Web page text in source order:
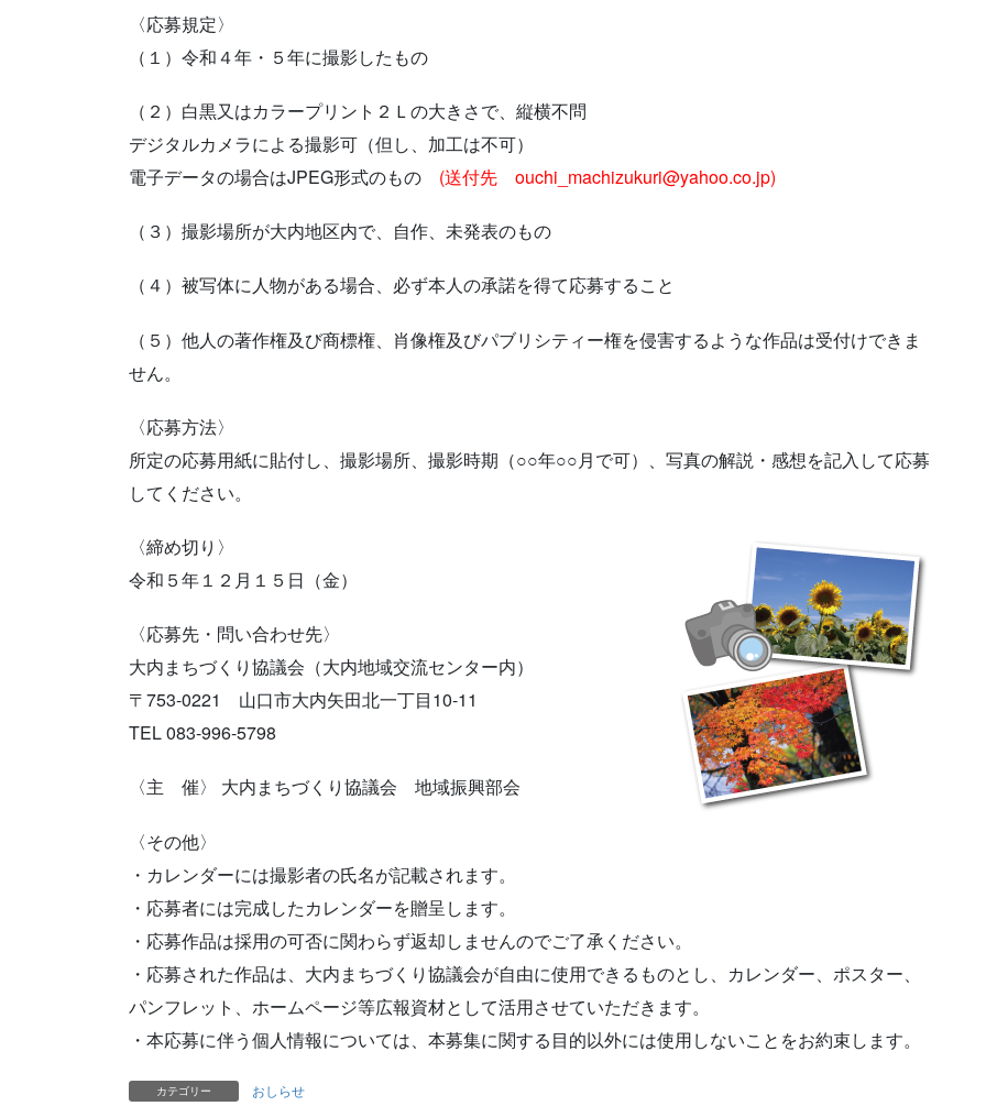
〈応募規定〉
（１）令和４年・５年に撮影したもの
（２）白黒又はカラープリント２Ｌの大きさで、縦横不問
デジタルカメラによる撮影可（但し、加工は不可）
電子データの場合はJPEG形式のもの (送付先 ouchi_machizukuri@yahoo.co.jp)
（３）撮影場所が大内地区内で、自作、未発表のもの
（４）被写体に人物がある場合、必ず本人の承諾を得て応募すること
（５）他人の著作権及び商標権、肖像権及びパブリシティー権を侵害するような作品は受付けできま
せん。
〈応募方法〉
所定の応募用紙に貼付し、撮影場所、撮影時期（○○年○○月で可）、写真の解説・感想を記入して応募
してください。
〈締め切り〉
令和５年１２月１５日（金）
〈応募先・問い合わせ先〉
大内まちづくり協議会（大内地域交流センター内）
〒753-0221 山口市大内矢田北一丁目10-11
TEL 083-996-5798
〈主 催〉 大内まちづくり協議会 地域振興部会
〈その他〉
・カレンダーには撮影者の氏名が記載されます。
・応募者には完成したカレンダーを贈呈します。
・応募作品は採用の可否に関わらず返却しませんのでご了承ください。
・応募された作品は、大内まちづくり協議会が自由に使用できるものとし、カレンダー、ポスター、
パンフレット、ホームページ等広報資材として活用させていただきます。
・本応募に伴う個人情報については、本募集に関する目的以外には使用しないことをお約束します。
カテゴリー おしらせ